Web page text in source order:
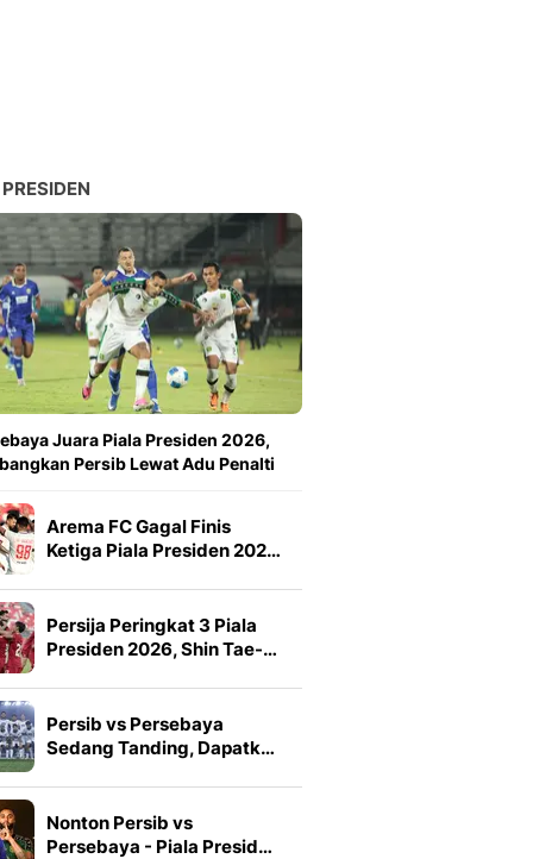
Juara Piala Presiden 2026,
Persib Lewat Adu Penalti
Arema FC Gagal Finis
Ketiga Piala Presiden 202…
Persija Peringkat 3 Piala
Presiden 2026, Shin Tae-…
Persib vs Persebaya
Sedang Tanding, Dapatk…
Nonton Persib vs
Persebaya - Piala Presid…